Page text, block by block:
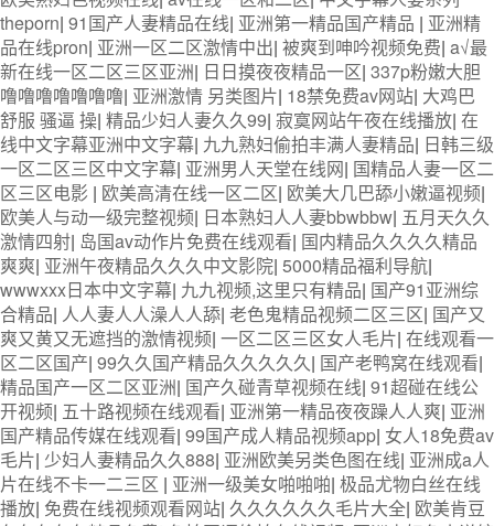
theporn| 91国产人妻精品在线| 亚洲第一精品国产精品 | 亚洲精
品在线pron| 亚洲一区二区激情中出| 被爽到呻吟视频免费| a√最
新在线一区二区三区亚洲| 日日摸夜夜精品一区| 337p粉嫩大胆
噜噜噜噜噜噜噜| 亚洲激情 另类图片| 18禁免费av网站| 大鸡巴
舒服 骚逼 操| 精品少妇人妻久久99| 寂寞网站午夜在线播放| 在
线中文字幕亚洲中文字幕| 九九熟妇偷拍丰满人妻精品| 日韩三级
一区二区三区中文字幕| 亚洲男人天堂在线网| 国精品人妻一区二
区三区电影 | 欧美高清在线一区二区| 欧美大几巴舔小嫩逼视频|
欧美人与动一级完整视频| 日本熟妇人人妻bbwbbw| 五月天久久
激情四射| 岛国av动作片免费在线观看| 国内精品久久久久精品
爽爽| 亚洲午夜精品久久久中文影院| 5000精品福利导航|
wwwxxx日本中文字幕| 九九视频,这里只有精品| 国产91亚洲综
合精品| 人人妻人人澡人人舔| 老色鬼精品视频二区三区| 国产又
爽又黄又无遮挡的激情视频| 一区二区三区女人毛片| 在线观看一
区二区国产| 99久久国产精品久久久久久| 国产老鸭窝在线观看|
精品国产一区二区亚洲| 国产久碰青草视频在线| 91超碰在线公
开视频| 五十路视频在线观看| 亚洲第一精品夜夜躁人人爽| 亚洲
国产精品传媒在线观看| 99国产成人精品视频app| 女人18免费av
毛片| 少妇人妻精品久久888| 亚洲欧美另类色图在线| 亚洲成a人
片在线不卡一二三区 | 亚洲一级美女啪啪啪| 极品尤物白丝在线
播放| 免费在线视频观看网站| 久久久久久久毛片大全| 欧美肯豆